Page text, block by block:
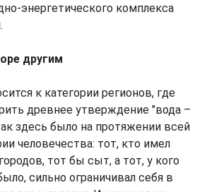
энергетического комплекса
другим
к категории регионов, где
древнее утверждение "вода –
здесь было на протяжении всей
человечества: тот, кто имел
тот бы сыт, а тот, у кого
сильно ограничивал себя в